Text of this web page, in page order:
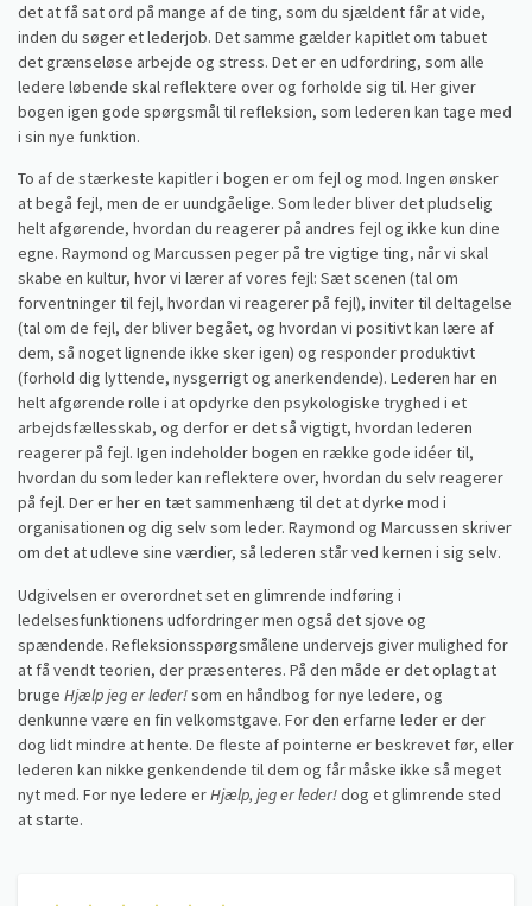
det at få sat ord på mange af de ting, som du sjældent får at vide,
inden du søger et lederjob. Det samme gælder kapitlet om tabuet
det grænseløse arbejde og stress. Det er en udfordring, som alle
ledere løbende skal reflektere over og forholde sig til. Her giver
bogen igen gode spørgsmål til refleksion, som lederen kan tage med
i sin nye funktion.
To af de stærkeste kapitler i bogen er om fejl og mod. Ingen ønsker
at begå fejl, men de er uundgåelige. Som leder bliver det pludselig
helt afgørende, hvordan du reagerer på andres fejl og ikke kun dine
egne. Raymond og Marcussen peger på tre vigtige ting, når vi skal
skabe en kultur, hvor vi lærer af vores fejl: Sæt scenen (tal om
forventninger til fejl, hvordan vi reagerer på fejl), inviter til deltagelse
(tal om de fejl, der bliver begået, og hvordan vi positivt kan lære af
dem, så noget lignende ikke sker igen) og responder produktivt
(forhold dig lyttende, nysgerrigt og anerkendende). Lederen har en
helt afgørende rolle i at opdyrke den psykologiske tryghed i et
arbejdsfællesskab, og derfor er det så vigtigt, hvordan lederen
reagerer på fejl. Igen indeholder bogen en række gode idéer til,
hvordan du som leder kan reflektere over, hvordan du selv reagerer
på fejl. Der er her en tæt sammenhæng til det at dyrke mod i
organisationen og dig selv som leder. Raymond og Marcussen skriver
om det at udleve sine værdier, så lederen står ved kernen i sig selv.
Udgivelsen er overordnet set en glimrende indføring i
ledelsesfunktionens udfordringer men også det sjove og
spændende. Refleksionsspørgsmålene undervejs giver mulighed for
at få vendt teorien, der præsenteres. På den måde er det oplagt at
bruge Hjælp jeg er leder!som en håndbog for nye ledere, og
denkunne være en fin velkomstgave. For den erfarne leder er der
dog lidt mindre at hente. De fleste af pointerne er beskrevet før, eller
lederen kan nikke genkendende til dem og får måske ikke så meget
nyt med. For nye ledere erHjælp, jeg er leder!dog et glimrende sted
at starte.